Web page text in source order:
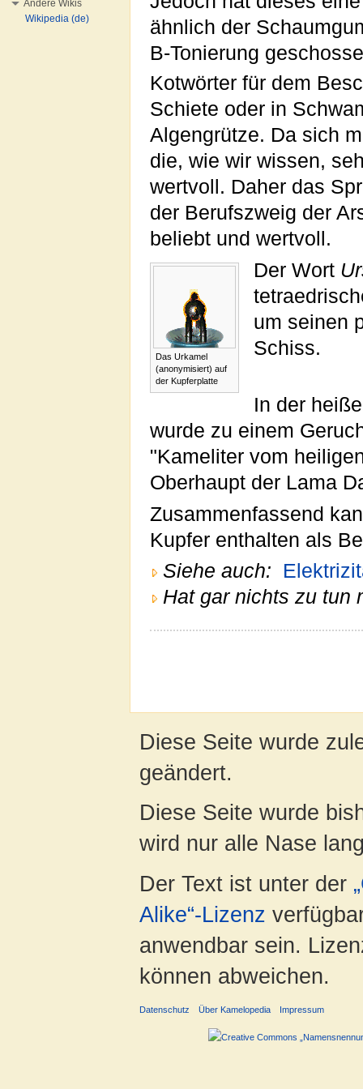
ähnlich der
B-Tonierung
Kotwörter für dem
Schiete oder in
Algengrütze. Da sich
die, wie wir wissen,
wertvoll. Daher das
der Berufszweig der
beliebt und wertvoll.
Das Urkamel
(anonymisiert) auf
der Kupferplatte
Der Wort
um seinen
Schiss.
In der
wurde zu einem
"Kameliter vom
Oberhaupt der Lama
Zusammenfassend
Kupfer enthalten als
Siehe auch:
Hat gar nichts zu tun
Andere Wikis
Wikipedia (de)
Diese Seite wurde
geändert.
Diese Seite wurde
wird nur alle Nase
Der Text ist unter der
Alike“-Lizenz
anwendbar sein.
können abweichen.
Datenschutz Über Kamelopedia Impressum